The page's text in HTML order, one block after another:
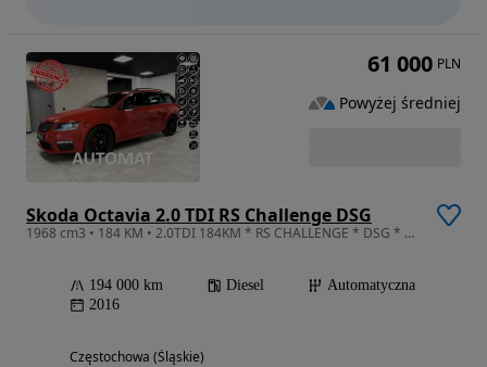
Skoda Octavia 2.0 TDI RS Challenge DSG
1968 cm3 • 184 KM • 2.0TDI 184KM * RS CHALLENGE * DSG * VRS Mode * Navi * Bi-Xenon
194 000 km Diesel
Automatyczna
2016
Częstochowa (Śląskie)
61 000 PLN
Powyżej średniej